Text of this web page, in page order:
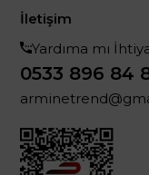
İletişim
Yardıma mı
0533 896 84